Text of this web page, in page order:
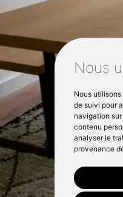
Nous
Nous
de suivi pour
navigation
contenu
analyser le
provenance